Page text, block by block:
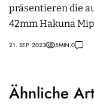
präsentieren die
42mm Hakuna
21. SEP. 2023 5MIN.0
Ähnliche